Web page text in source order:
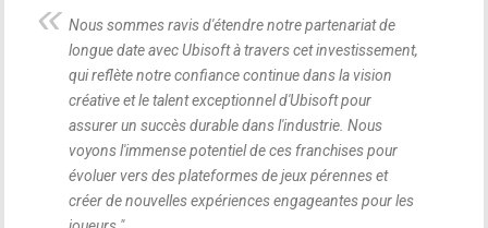
Nous sommes ravis d'étendre notre partenariat de
longue date avec Ubisoft à travers cet investissement,
qui reflète notre confiance continue dans la vision
créative et le talent exceptionnel d'Ubisoft pour
assurer un succès durable dans l'industrie. Nous
voyons l'immense potentiel de ces franchises pour
évoluer vers des plateformes de jeux pérennes et
créer de nouvelles expériences engageantes pour les